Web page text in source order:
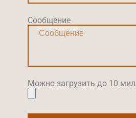
Сообщение
Можно загрузить до 10